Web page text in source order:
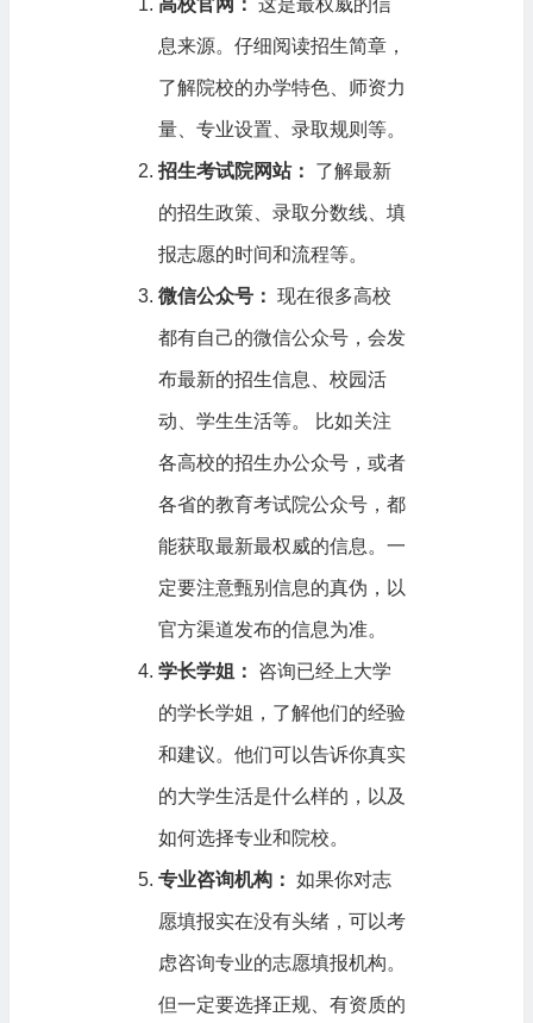
高校官网： 这是最权威的信
息来源。仔细阅读招生简章，
了解院校的办学特色、师资力
量、专业设置、录取规则等。
招生考试院网站： 了解最新
的招生政策、录取分数线、填
报志愿的时间和流程等。
微信公众号： 现在很多高校
都有自己的微信公众号，会发
布最新的招生信息、校园活
动、学生生活等。 比如关注
各高校的招生办公众号，或者
各省的教育考试院公众号，都
能获取最新最权威的信息。一
定要注意甄别信息的真伪，以
官方渠道发布的信息为准。
学长学姐： 咨询已经上大学
的学长学姐，了解他们的经验
和建议。他们可以告诉你真实
的大学生活是什么样的，以及
如何选择专业和院校。
专业咨询机构： 如果你对志
愿填报实在没有头绪，可以考
虑咨询专业的志愿填报机构。
但一定要选择正规、有资质的